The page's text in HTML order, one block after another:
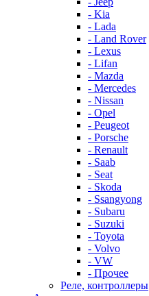
- Kia
- Lada
- Land Rover
- Lexus
- Lifan
- Mazda
- Mercedes
- Nissan
- Opel
- Peugeot
- Porsche
- Renault
- Saab
- Seat
- Skoda
- Ssangyong
- Subaru
- Suzuki
- Toyota
- Volvo
- VW
- Прочее
Реле, контроллеры